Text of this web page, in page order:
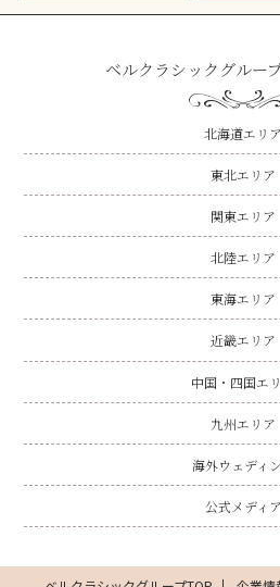
ベルクラシックグルー
北海道エリア
東北エリア
関東エリア
北陸エリア
東海エリア
近畿エリア
中国・四国エ
九州エリア
海外ウェディ
公式メディア